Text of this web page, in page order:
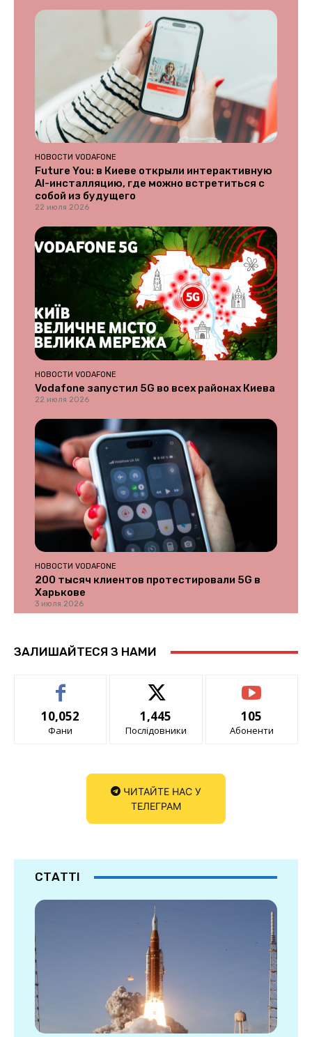
НОВОСТИ VODAFONE
Future You: в Киеве открыли интерактивную
AI-инсталляцию, где можно встретиться с
собой из будущего
22 июля 2026
НОВОСТИ VODAFONE
Vodafone запустил 5G во всех районах Киева
22 июля 2026
НОВОСТИ VODAFONE
200 тысяч клиентов протестировали 5G в
Харькове
3 июля 2026
ЗАЛИШАЙТЕСЯ З НАМИ
10,052
Фани
1,445
Послідовники
105
Абоненти
ЧИТАЙТЕ НАС У
ТЕЛЕГРАМ
СТАТТІ